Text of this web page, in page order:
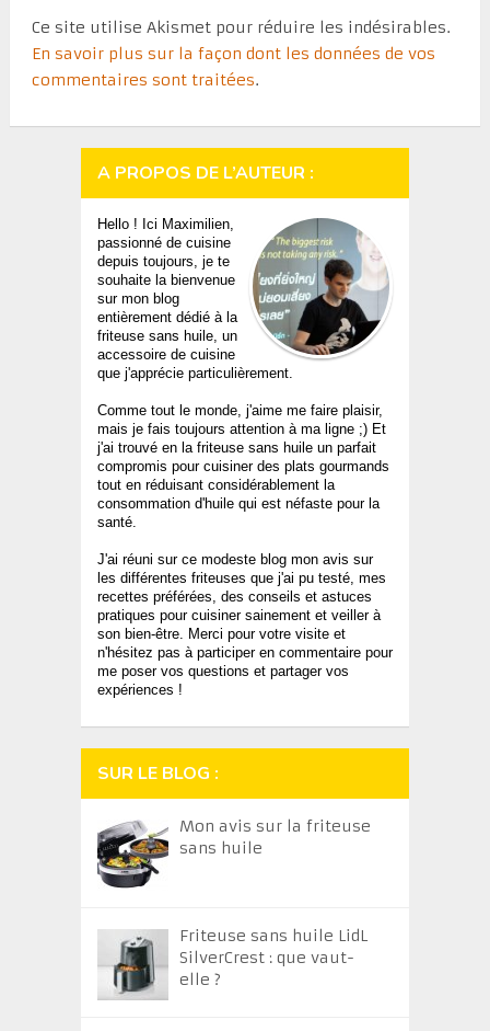
Ce site utilise Akismet pour réduire les indésirables.
En savoir plus sur la façon dont les données de vos
commentaires sont traitées.
A PROPOS DE L’AUTEUR :
Hello ! Ici Maximilien,
passionné de cuisine
depuis toujours, je te
souhaite la bienvenue
sur mon blog
entièrement dédié à la
friteuse sans huile, un
accessoire de cuisine
que j'apprécie particulièrement.
Comme tout le monde, j'aime me faire plaisir,
mais je fais toujours attention à ma ligne ;) Et
j'ai trouvé en la friteuse sans huile un parfait
compromis pour cuisiner des plats gourmands
tout en réduisant considérablement la
consommation d'huile qui est néfaste pour la
santé.
J'ai réuni sur ce modeste blog mon avis sur
les différentes friteuses que j'ai pu testé, mes
recettes préférées, des conseils et astuces
pratiques pour cuisiner sainement et veiller à
son bien-être. Merci pour votre visite et
n'hésitez pas à participer en commentaire pour
me poser vos questions et partager vos
expériences !
SUR LE BLOG :
Mon avis sur la friteuse
sans huile
Friteuse sans huile LidL
SilverCrest : que vaut-
elle ?